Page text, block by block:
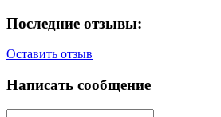
Последние отзывы:
Оставить отзыв
Написать сообщение